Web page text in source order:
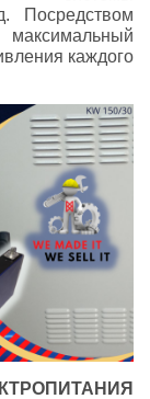
Посредством
максимальный
каждого